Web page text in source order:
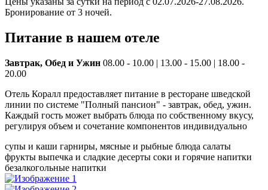
Бронирование от 3 ночей.
Питание в нашем отеле
Завтрак, Обед и Ужин 08.00 - 10.00 | 13.00 - 15.00 | 18.00 -
20.00
Отель Коралл предоставляет питание в ресторане шведской
линии по системе "Полный пансион" - завтрак, обед, ужин.
Каждый гость может выбрать блюда по собственному вкусу,
регулируя объем и сочетание компонентов индивидуально
супы и каши гарниры, мясные и рыбные блюда салаты
фрукты выпечка и сладкие десерты соки и горячие напитки
безалкогольные напитки